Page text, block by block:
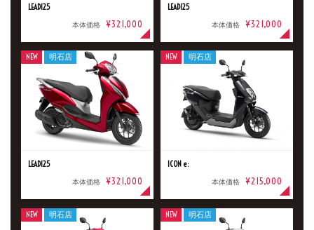
LEAD125
本体価格 ¥321,000
LEAD125
本体価格 ¥321,000
LEAD125
本体価格 ¥321,000
NEW 明石店
ICON e:
本体価格 ¥215,000
NEW 明石店
NEW 明石店 NEW 明石店